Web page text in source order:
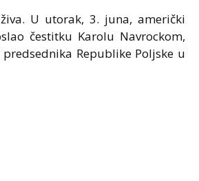
U utorak, 3. juna, američki
čestitku Karolu Navrockom,
Republike Poljske u